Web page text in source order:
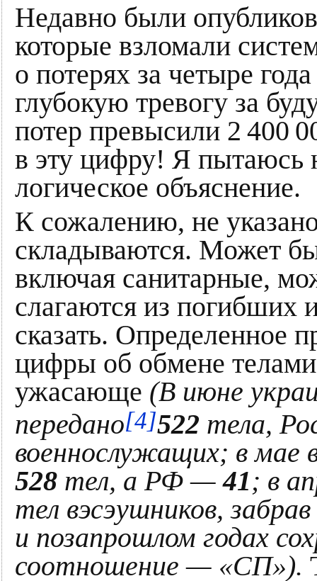
Недавно были
которые взломали
о потерях за четыре
глубокую тревогу за
потер превысили 2 400
в эту цифру! Я пытаюсь
логическое объяснение.
К сожалению, не
складываются. Может
включая санитарные,
слагаются из погибших
сказать. Определенное
цифры об обмене
ужасающе (В июне
передано[4]522 тела,
военнослужащих; в мае
528 тел, а РФ —41; в
тел вэсэушников, забрав
и позапрошлом годах
соотношение — «СП»).